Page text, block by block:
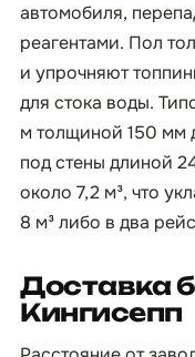
автомобиля,
реагентами. Пол
и упрочняют
для стока воды.
м толщиной 150 мм
под стены длиной
около 7,2 м³, что
8 м³ либо в два
Доставка
Кингисепп